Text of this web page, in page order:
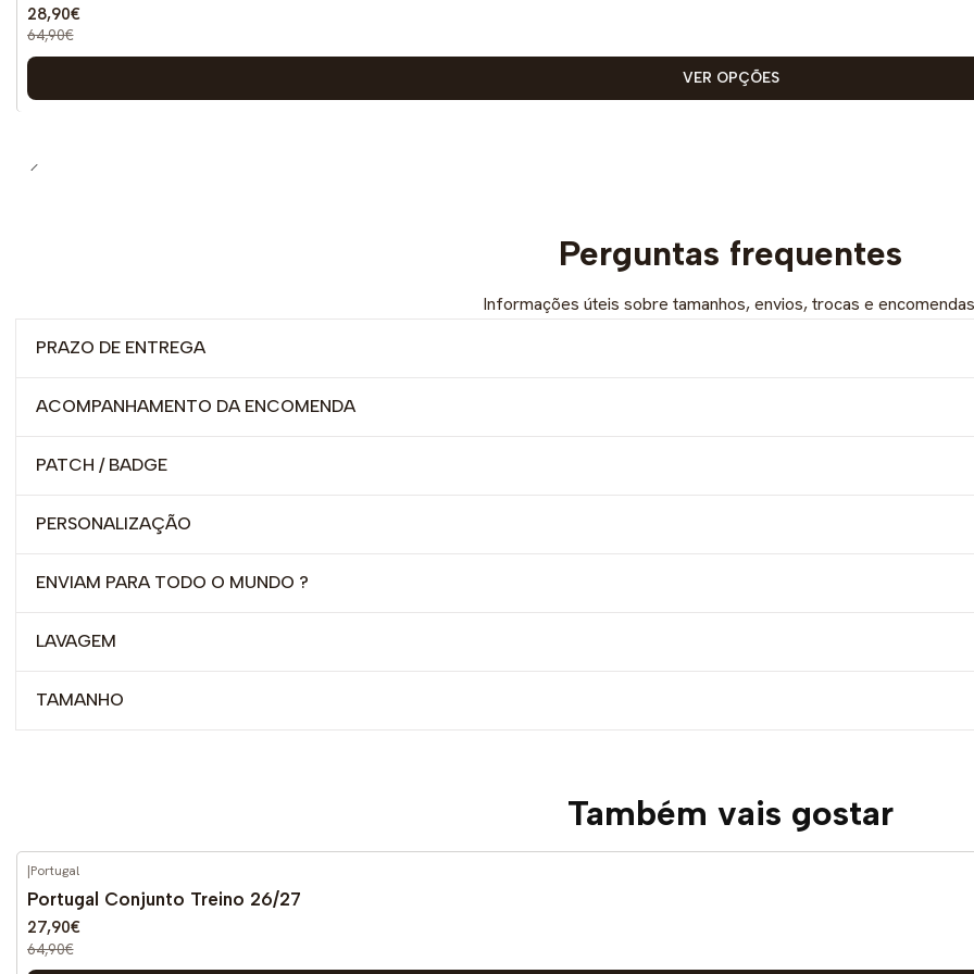
28,90€
64,90€
VER OPÇÕES
Perguntas frequentes
Informações úteis sobre tamanhos, envios, trocas e
PRAZO DE ENTREGA
ACOMPANHAMENTO DA ENCOMENDA
PATCH / BADGE
PERSONALIZAÇÃO
ENVIAM PARA TODO O MUNDO ?
LAVAGEM
TAMANHO
Também vais gostar
DESCONTO
|Portugal
Portugal Conjunto Treino 26/27
27,90€
64,90€